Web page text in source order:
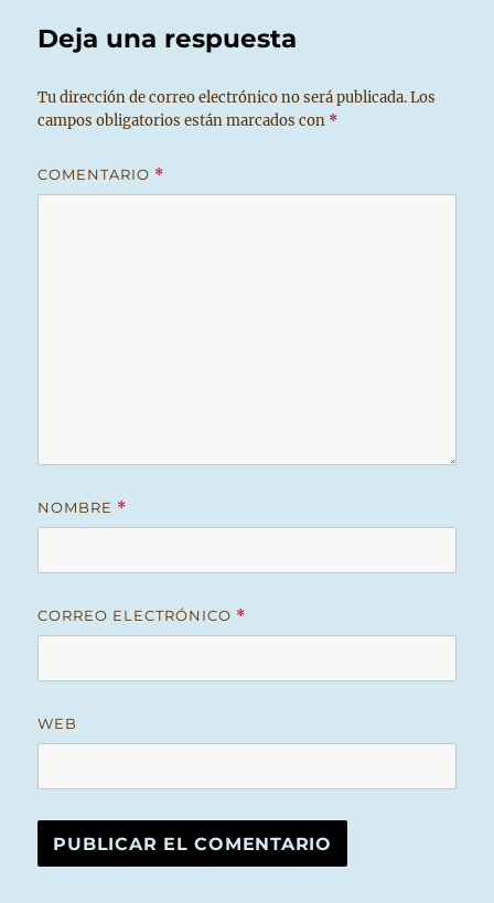
Deja una respuesta
Tu dirección de correo electrónico no será publicada. Los
campos obligatorios están marcados con *
COMENTARIO *
NOMBRE *
CORREO ELECTRÓNICO *
WEB